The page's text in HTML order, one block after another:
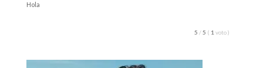
Hola
5 /5 ( 1 voto)